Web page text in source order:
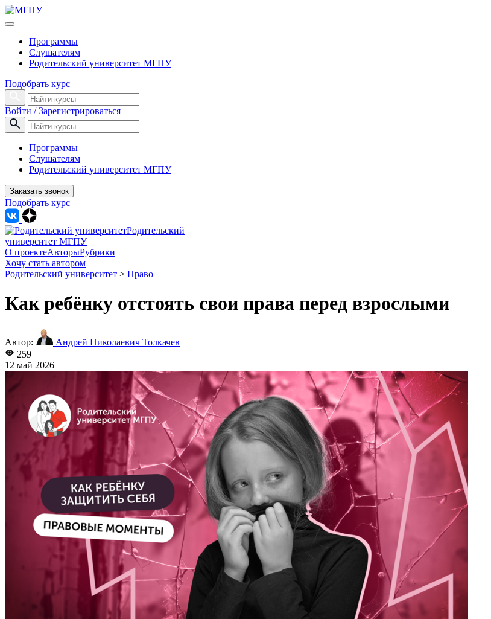
Программы
Слушателям
Родительский университет МГПУ
Подобрать курс
Войти / Зарегистрироваться
Программы
Слушателям
Родительский университет МГПУ
Заказать звонок
Подобрать курс
Родительский
университет МГПУ
О проектеАвторыРубрики
Хочу стать автором
Родительский университет > Право
Как ребёнку отстоять свои права перед взрослыми
Автор:
Андрей Николаевич Толкачев
259
12 май 2026